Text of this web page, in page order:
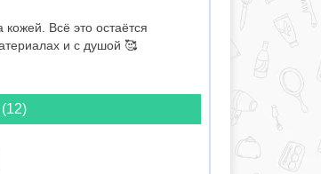
Всё это остаётся
и с душой 🥰